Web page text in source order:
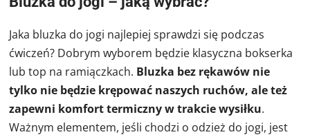
Jaka bluzka do jogi najlepiej sprawdzi się podczas
ćwiczeń? Dobrym wyborem będzie klasyczna bokserka
lub top na ramiączkach. Bluzka bez rękawów nie
tylko nie będzie krępować naszych ruchów, ale też
zapewni komfort termiczny w trakcie wysiłku.
Ważnym elementem, jeśli chodzi o odzież do jogi, jest